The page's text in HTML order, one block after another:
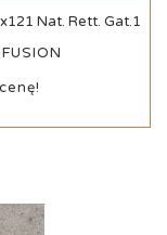
Nat. Rett. Gat.1